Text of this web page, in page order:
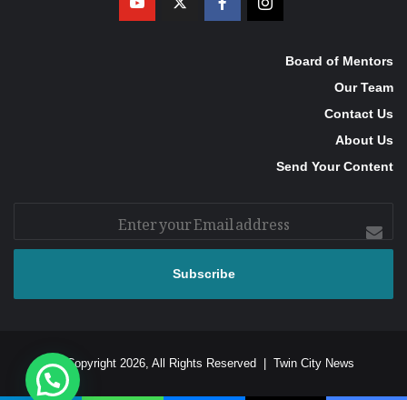
Board of Mentors
Our Team
Contact Us
About Us
Send Your Content
your
address
© Copyright 2026, All Rights Reserved | Twin City News